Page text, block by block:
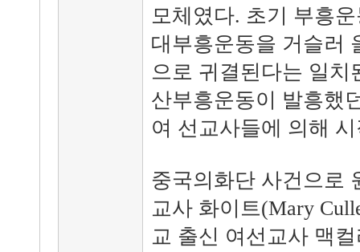
모체였다. 초기 부흥
대부흥운동을 거슬러
으로 귀결된다는 일치
산부흥운동이 발흥했
여 선교사들에 의해
중국의화단 사건으로
교사 화이트(Mary
교 출신 여선교사 맥